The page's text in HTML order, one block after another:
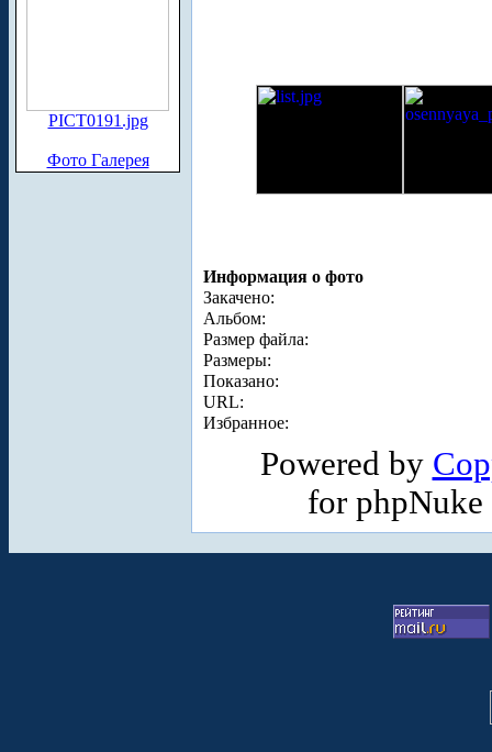
PICT0191.jpg
Фото Галерея
Информация о фото
Закачено:
Альбом:
Размер файла:
Размеры:
Показано:
URL:
Избранное:
Powered by
for